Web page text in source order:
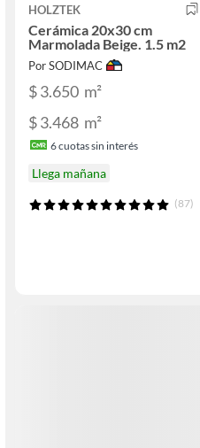
HOLZTEK
Cerámica 20x30 cm
Marmolada Beige. 1.5 m2
Por SODIMAC
$ 3.650 m²
$ 3.468 m²
6cuotas sin interés
Llega mañana
(87)